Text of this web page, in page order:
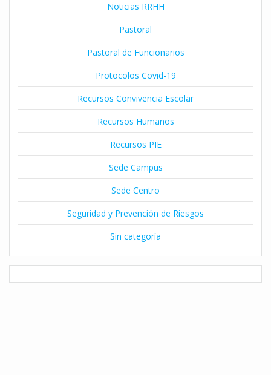
Noticias RRHH
Pastoral
Pastoral de Funcionarios
Protocolos Covid-19
Recursos Convivencia Escolar
Recursos Humanos
Recursos PIE
Sede Campus
Sede Centro
Seguridad y Prevención de Riesgos
Sin categoría